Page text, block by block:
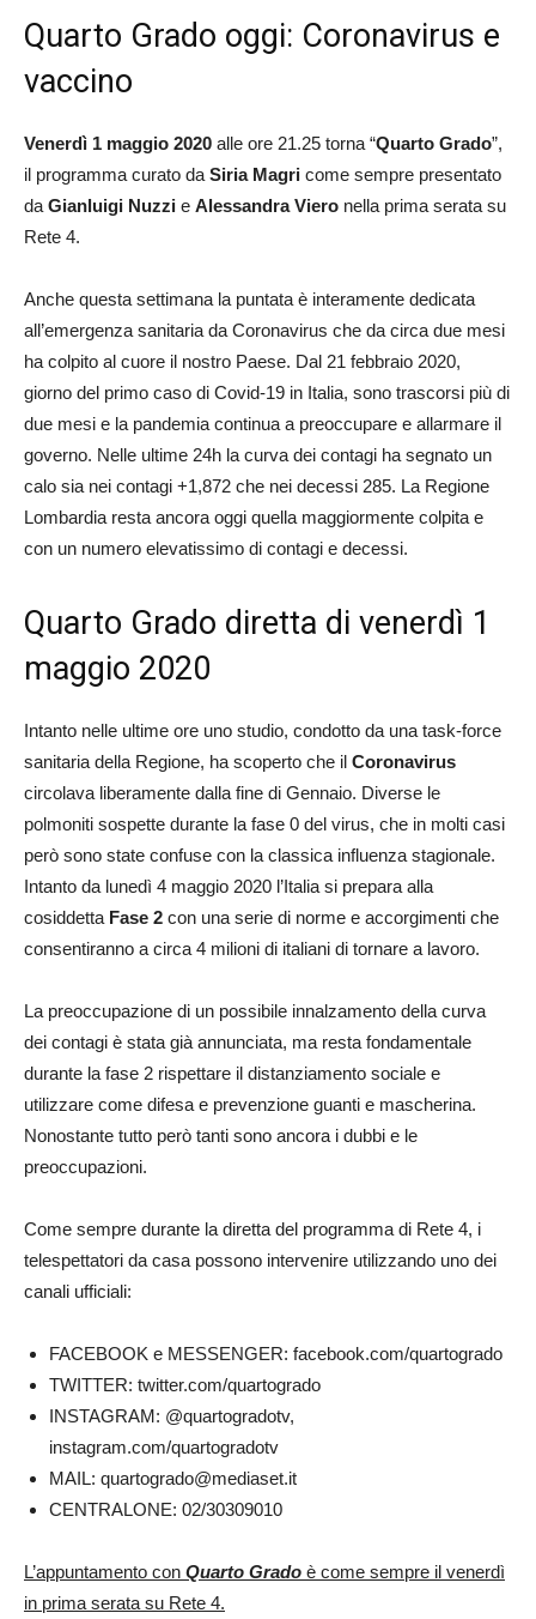
Quarto Grado oggi: Coronavirus e
vaccino
Venerdì 1 maggio 2020 alle ore 21.25 torna “Quarto Grado”,
il programma curato da Siria Magri come sempre presentato
da Gianluigi Nuzzi e Alessandra Viero nella prima serata su
Rete 4.
Anche questa settimana la puntata è interamente dedicata
all’emergenza sanitaria da Coronavirus che da circa due mesi
ha colpito al cuore il nostro Paese. Dal 21 febbraio 2020,
giorno del primo caso di Covid-19 in Italia, sono trascorsi più di
due mesi e la pandemia continua a preoccupare e allarmare il
governo. Nelle ultime 24h la curva dei contagi ha segnato un
calo sia nei contagi +1,872 che nei decessi 285. La Regione
Lombardia resta ancora oggi quella maggiormente colpita e
con un numero elevatissimo di contagi e decessi.
Quarto Grado diretta di venerdì 1
maggio 2020
Intanto nelle ultime ore uno studio, condotto da una task-force
sanitaria della Regione, ha scoperto che il Coronavirus
circolava liberamente dalla fine di Gennaio. Diverse le
polmoniti sospette durante la fase 0 del virus, che in molti casi
però sono state confuse con la classica influenza stagionale.
Intanto da lunedì 4 maggio 2020 l’Italia si prepara alla
cosiddetta Fase 2 con una serie di norme e accorgimenti che
consentiranno a circa 4 milioni di italiani di tornare a lavoro.
La preoccupazione di un possibile innalzamento della curva
dei contagi è stata già annunciata, ma resta fondamentale
durante la fase 2 rispettare il distanziamento sociale e
utilizzare come difesa e prevenzione guanti e mascherina.
Nonostante tutto però tanti sono ancora i dubbi e le
preoccupazioni.
Come sempre durante la diretta del programma di Rete 4, i
telespettatori da casa possono intervenire utilizzando uno dei
canali ufficiali:
FACEBOOK e MESSENGER: facebook.com/quartogrado
TWITTER: twitter.com/quartogrado
INSTAGRAM: @quartogradotv,
instagram.com/quartogradotv
MAIL: quartogrado@mediaset.it
CENTRALONE: 02/30309010
L’appuntamento con Quarto Grado è come sempre il venerdì
in prima serata su Rete 4.